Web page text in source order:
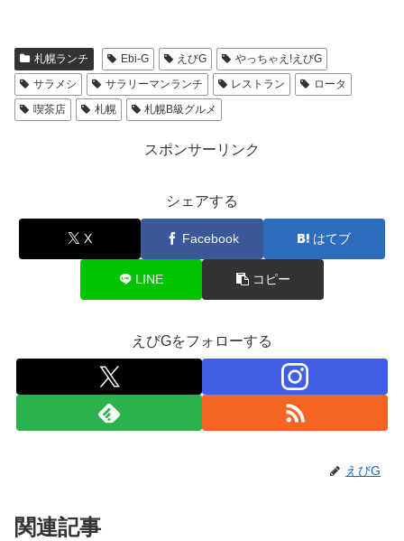
札幌ランチ Ebi-G えびG
やっちゃえ!えびG
サラメシ
サラリーマンランチ レストラン
ロータ
喫茶店
札幌 札幌B級グルメ
スポンサーリンク
シェアする
X Facebook はてブ
LINE コピー
えびGをフォローする
えびG
関連記事